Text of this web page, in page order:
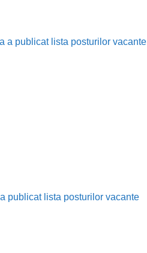
a publicat lista posturilor vacante
publicat lista posturilor vacante